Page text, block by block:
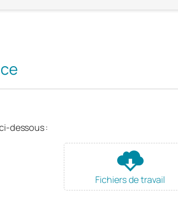
dessous :
Fichiers de travail